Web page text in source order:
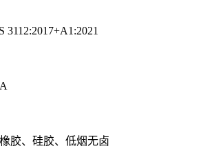
胶、硅胶、低烟无卤